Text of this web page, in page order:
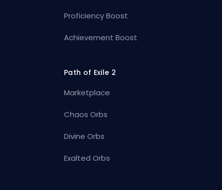
Proficiency Boost
Achievement Boost
Path of Exile 2
Marketplace
Chaos Orbs
Divine Orbs
Exalted Orbs